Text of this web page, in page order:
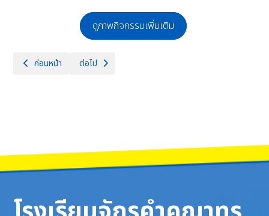
ดูภาพกิจกรรมเพิ่มเติม
เนื้อหาก่อนหน้า: วันที่ 20 เดือนมกราคม พ.ศ.2568 ด้วยกลุ่มบริหารงบประ
ก่อนหน้า เนื้อหาถัดไป: วันอาทิตย์ที่ 19 มกราคม พ.ศ 2568 กลุ่มสาร
ต่อไป